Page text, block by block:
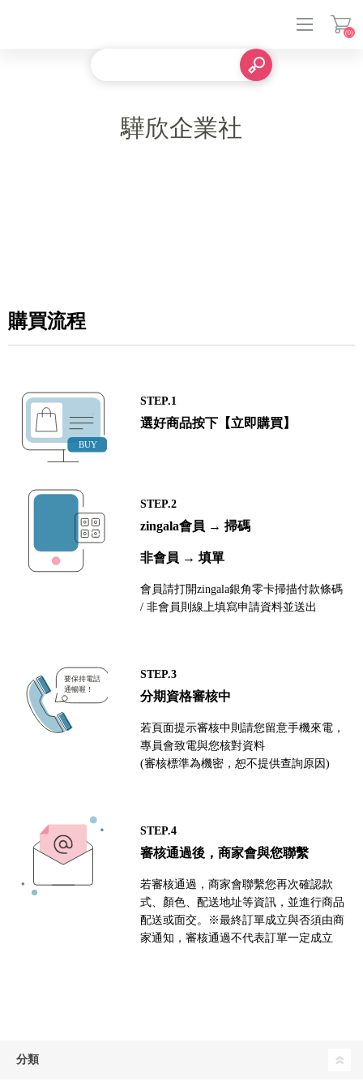
(0)
驊欣企業社
購買流程
STEP.1
選好商品按下【立即購買】
STEP.2
zingala會員 → 掃碼
非會員 → 填單
會員請打開zingala銀角零卡掃描付款條碼
/ 非會員則線上填寫申請資料並送出
STEP.3
分期資格審核中
若頁面提示審核中則請您留意手機來電，
專員會致電與您核對資料
(審核標準為機密，恕不提供查詢原因)
STEP.4
審核通過後，商家會與您聯繫
若審核通過，商家會聯繫您再次確認款
式、顏色、配送地址等資訊，並進行商品
配送或面交。※最終訂單成立與否須由商
家通知，審核通過不代表訂單一定成立
分類